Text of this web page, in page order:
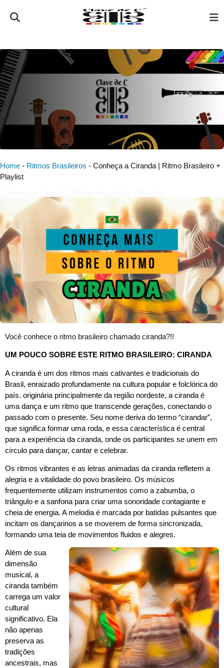
Home - Ritmos Brasileiros - Conheça a Ciranda | Ritmo Brasileiro +
Playlist
Você conhece o ritmo brasileiro chamado ciranda?!!
UM POUCO SOBRE ESTE RITMO BRASILEIRO: CIRANDA
A ciranda é um dos ritmos mais cativantes e tradicionais do
Brasil, enraizado profundamente na cultura popular e folclórica do
país. originária principalmente da região nordeste, a ciranda é
uma dança e um ritmo que transcende gerações, conectando o
passado com o presente. Seu nome deriva do termo “cirandar”,
que significa formar uma roda, e essa característica é central
para a experiência da ciranda, onde os participantes se unem em
círculo para dançar, cantar e celebrar.
Os ritmos vibrantes e as letras animadas da ciranda refletem a
alegria e a vitalidade do povo brasileiro. Os músicos
frequentemente utilizam instrumentos como a zabumba, o
triângulo e a sanfona para criar uma sonoridade contagiante e
cheia de energia. A melodia é marcada por batidas pulsantes que
incitam os dançarinos a se moverem de forma sincronizada,
formando uma teia de movimentos fluidos e alegres.
Além de sua
dimensão
musical, a
ciranda também
carrega um valor
cultural
significativo. Ela
não apenas
preserva as
tradições
ancestrais, mas